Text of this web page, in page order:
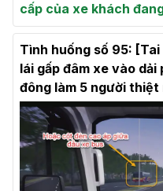
cấp của xe khách
Tình huống số 95:
lái gấp đâm xe vào
đông làm 5 người thiệt